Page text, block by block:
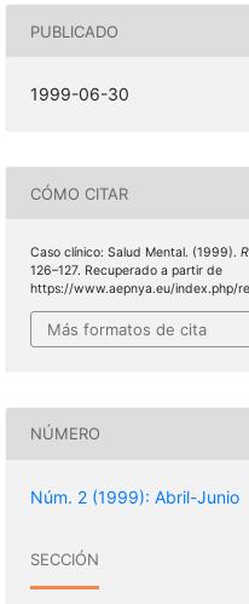
PUBLICADO
1999-06-30
CÓMO CITAR
Caso clínico: Salud Mental. (1999).
126–127. Recuperado a partir de
https://www.aepnya.eu/index.php/
Más formatos de cita
NÚMERO
Núm. 2 (1999): Abril-Junio
SECCIÓN